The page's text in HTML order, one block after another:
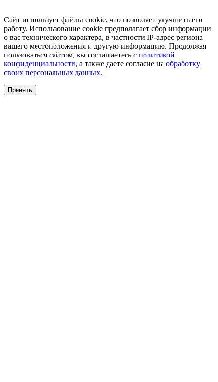
Сайт использует файлы cookie, что позволяет улучшить его
работу. Использование cookie предполагает сбор информации
о вас технического характера, в частности IP-адрес региона
вашего местоположения и другую информацию. Продолжая
пользоваться сайтом, вы соглашаетесь с политикой
конфиденциальности, а также даете согласие на обработку
своих персональных данных.
Принять